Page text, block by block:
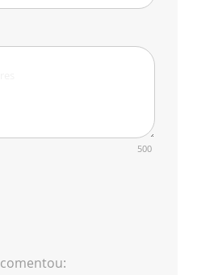
500
comentou: